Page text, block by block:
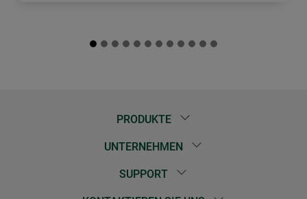
PRODUKTE
UNTERNEHMEN
SUPPORT